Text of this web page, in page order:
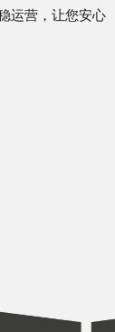
运营，让您安心